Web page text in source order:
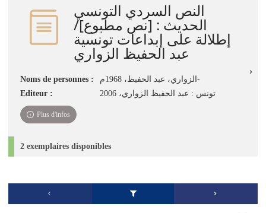
النص السردي التونسي
الحديث : [نص مطبوع]/
إطلالة على إبداعات تونسية
عبد الحفيظ الزواري
Noms de personnes :
الزواري، عبد الحفيظ، 1968م-
Editeur :
تونس : عبد الحفيظ الزواري، 2006
Plus d'infos
2 exemplaires disponibles